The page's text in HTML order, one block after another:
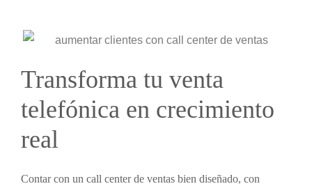
Transforma tu venta
telefónica en crecimiento
real
Contar con un call center de ventas bien diseñado, con